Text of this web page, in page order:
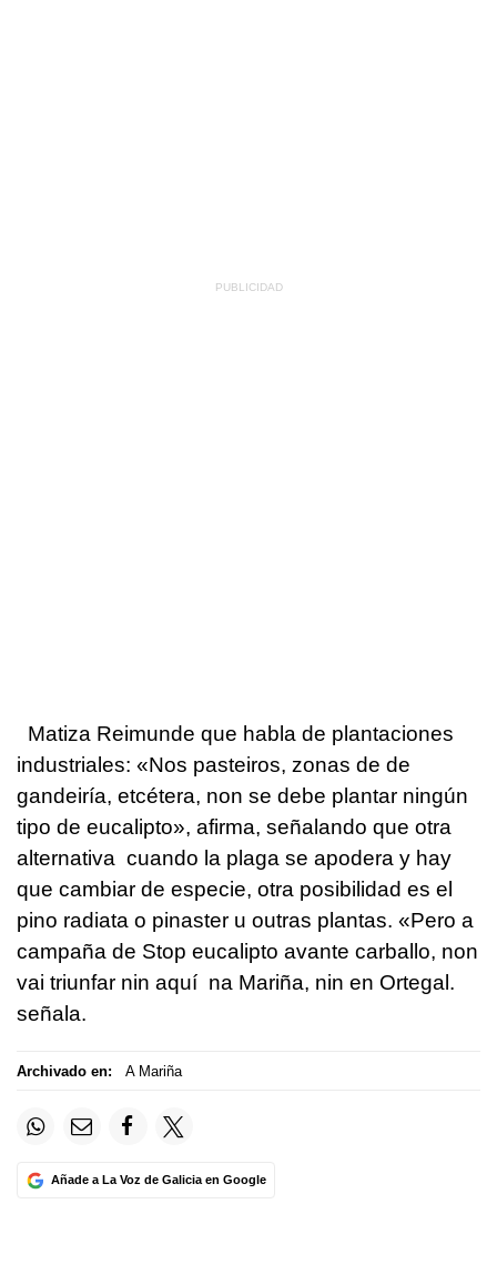
Matiza Reimunde que habla de plantaciones
industriales: «Nos pasteiros, zonas de de
gandeiría, etcétera, non se debe plantar ningún
tipo de eucalipto», afirma, señalando que otra
alternativa cuando la plaga se apodera y hay
que cambiar de especie, otra posibilidad es el
pino radiata o pinaster u outras plantas. «Pero a
campaña de Stop eucalipto avante carballo, non
vai triunfar nin aquí na Mariña, nin en Ortegal.
señala.
Archivado en: A Mariña
Añade a La Voz de Galicia en Google